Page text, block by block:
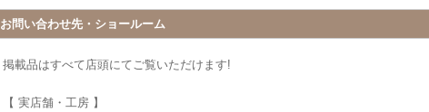
お問い合わせ先・ショールーム
掲載品はすべて店頭にてご覧いただけます!
【 実店舗・工房 】